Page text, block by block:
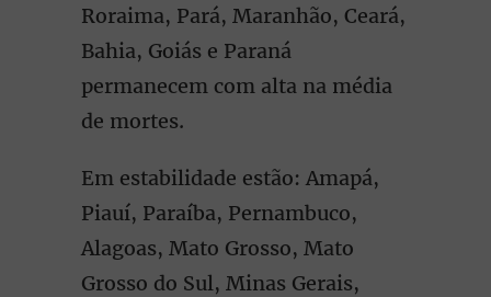
Roraima, Pará, Maranhão, Ceará,
Bahia, Goiás e Paraná
permanecem com alta na média
de mortes.
Em estabilidade estão: Amapá,
Piauí, Paraíba, Pernambuco,
Alagoas, Mato Grosso, Mato
Grosso do Sul, Minas Gerais,